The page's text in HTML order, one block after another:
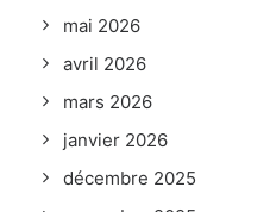
mai 2026
avril 2026
mars 2026
janvier 2026
décembre 2025